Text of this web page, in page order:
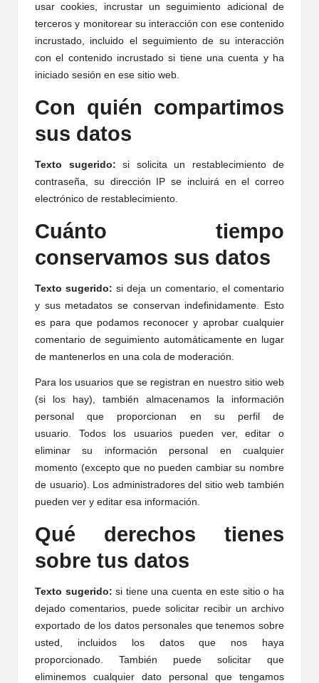
usar cookies, incrustar un seguimiento adicional de
terceros y monitorear su interacción con ese contenido
incrustado, incluido el seguimiento de su interacción
con el contenido incrustado si tiene una cuenta y ha
iniciado sesión en ese sitio web.
Con quién compartimos
sus datos
Texto sugerido: si solicita un restablecimiento de
contraseña, su dirección IP se incluirá en el correo
electrónico de restablecimiento.
Cuánto tiempo
conservamos sus datos
Texto sugerido: si deja un comentario, el comentario
y sus metadatos se conservan indefinidamente. Esto
es para que podamos reconocer y aprobar cualquier
comentario de seguimiento automáticamente en lugar
de mantenerlos en una cola de moderación.
Para los usuarios que se registran en nuestro sitio web
(si los hay), también almacenamos la información
personal que proporcionan en su perfil de
usuario. Todos los usuarios pueden ver, editar o
eliminar su información personal en cualquier
momento (excepto que no pueden cambiar su nombre
de usuario). Los administradores del sitio web también
pueden ver y editar esa información.
Qué derechos tienes
sobre tus datos
Texto sugerido: si tiene una cuenta en este sitio o ha
dejado comentarios, puede solicitar recibir un archivo
exportado de los datos personales que tenemos sobre
usted, incluidos los datos que nos haya
proporcionado. También puede solicitar que
eliminemos cualquier dato personal que tengamos